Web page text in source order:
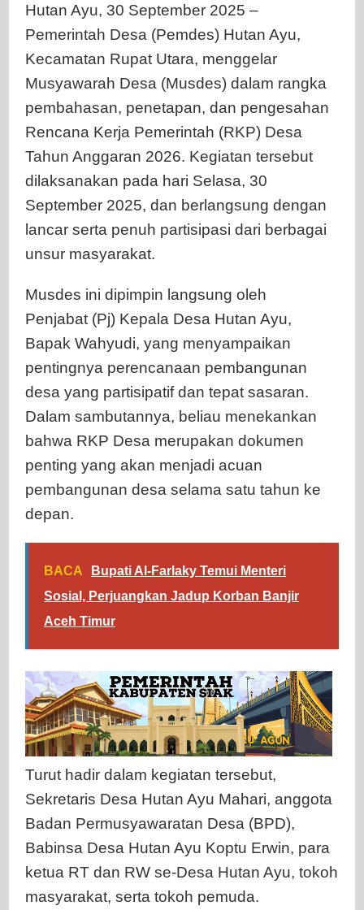
Hutan Ayu, 30 September 2025 –
Pemerintah Desa (Pemdes) Hutan Ayu,
Kecamatan Rupat Utara, menggelar
Musyawarah Desa (Musdes) dalam rangka
pembahasan, penetapan, dan pengesahan
Rencana Kerja Pemerintah (RKP) Desa
Tahun Anggaran 2026. Kegiatan tersebut
dilaksanakan pada hari Selasa, 30
September 2025, dan berlangsung dengan
lancar serta penuh partisipasi dari berbagai
unsur masyarakat.
Musdes ini dipimpin langsung oleh
Penjabat (Pj) Kepala Desa Hutan Ayu,
Bapak Wahyudi, yang menyampaikan
pentingnya perencanaan pembangunan
desa yang partisipatif dan tepat sasaran.
Dalam sambutannya, beliau menekankan
bahwa RKP Desa merupakan dokumen
penting yang akan menjadi acuan
pembangunan desa selama satu tahun ke
depan.
BACA
Bupati Al-Farlaky Temui Menteri
Sosial, Perjuangkan Jadup Korban Banjir
Aceh Timur
Turut hadir dalam kegiatan tersebut,
Sekretaris Desa Hutan Ayu Mahari, anggota
Badan Permusyawaratan Desa (BPD),
Babinsa Desa Hutan Ayu Koptu Erwin, para
ketua RT dan RW se-Desa Hutan Ayu, tokoh
masyarakat, serta tokoh pemuda.